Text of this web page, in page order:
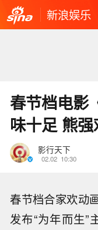
新浪娱乐
春节档电影
味十
影行天下
02.02 10:30
春节档合家欢动
发布“为年而生”